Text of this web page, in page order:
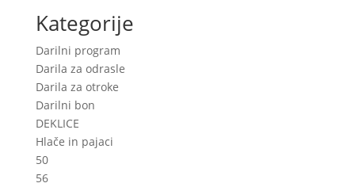
Kategorije
Darilni program
Darila za odrasle
Darila za otroke
Darilni bon
DEKLICE
Hlače in pajaci
50
56